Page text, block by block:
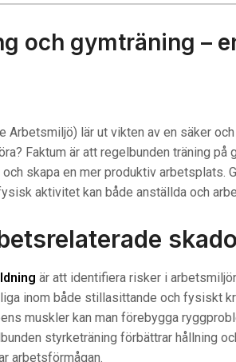
och gymträning –
Arbetsmiljö) lär ut vikten av en säker
Faktum är att regelbunden träning
skapa en mer produktiv arbetsplats.
aktivitet kan både anställda och
är att identifiera risker i
inom både stillasittande och fysiskt
muskler kan man förebygga
styrketräning förbättrar hållning
arbetsförmågan.